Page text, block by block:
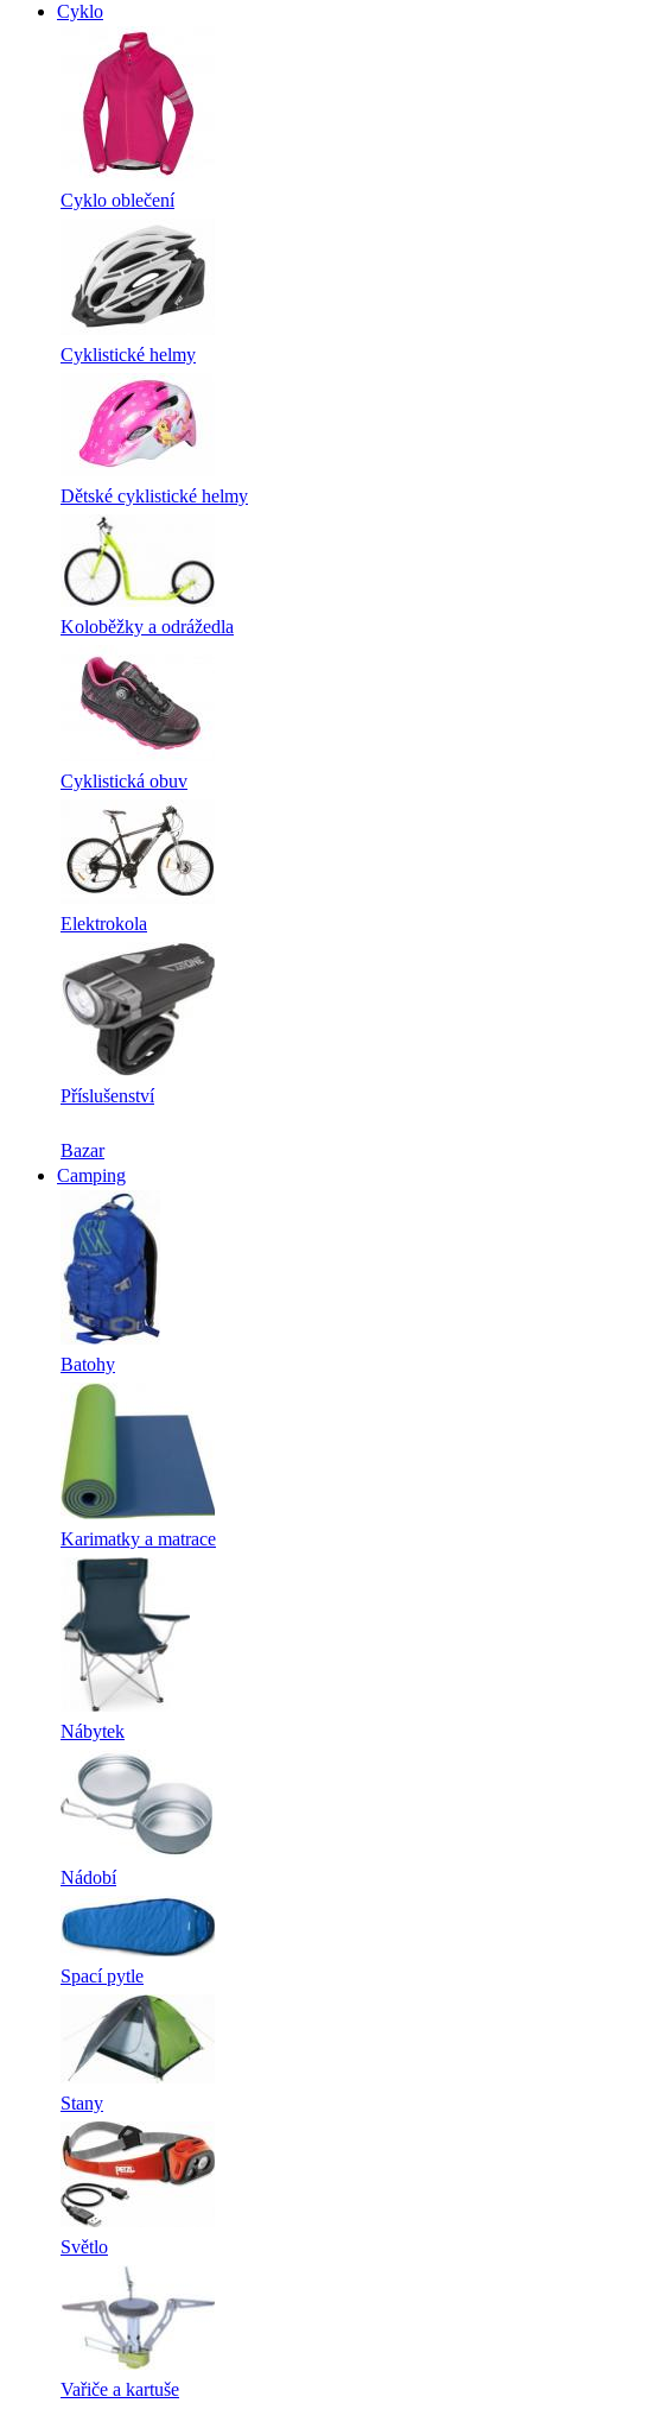
Cyklo
Cyklo oblečení
Cyklistické helmy
Dětské cyklistické helmy
Koloběžky a odrážedla
Cyklistická obuv
Elektrokola
Příslušenství
Bazar
Camping
Batohy
Karimatky a matrace
Nábytek
Nádobí
Spací pytle
Stany
Světlo
Vařiče a kartuše